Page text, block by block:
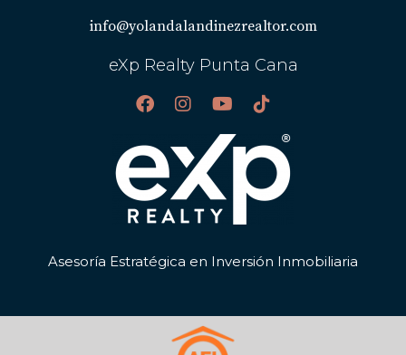
info@yolandalandinezrealtor.com
eXp Realty Punta Cana
Asesoría Estratégica en Inversión Inmobiliaria